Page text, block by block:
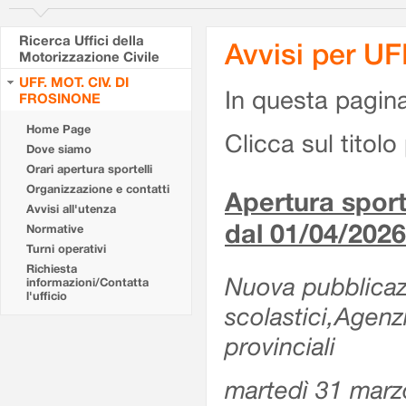
Ricerca Uffici della
Motorizzazione Civile
UFF. MOT. CIV. DI
FROSINONE
Home Page
Dove siamo
Orari apertura sportelli
Organizzazione e contatti
Avvisi all'utenza
Normative
Turni operativi
Richiesta
informazioni/Contatta
l'ufficio
Avvisi per
In questa
Clicca sul titolo
Apertura
dal 01/04/2026
Nuova
provinciali
martedì 31